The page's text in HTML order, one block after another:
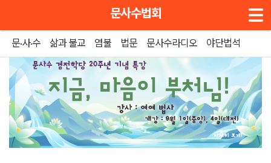
메뉴 건너뛰기
문사수법회
문·사·수 삶과 불교 염불 법문 문사수라디오 야단법석